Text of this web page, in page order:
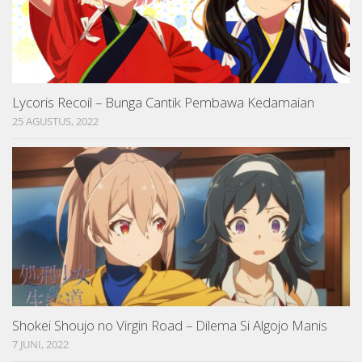
Lycoris Recoil – Bunga Cantik Pembawa Kedamaian
25 AGUSTUS, 2022
Shokei Shoujo no Virgin Road – Dilema Si Algojo Manis
7 JUNI, 2022